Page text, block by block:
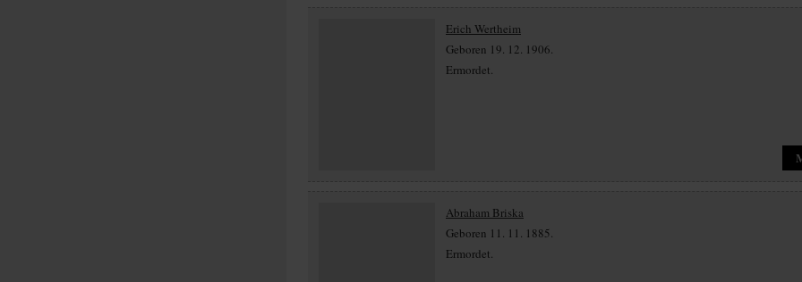
Erich Wertheim
Geboren 19. 12. 1906.
Ermordet.
Abraham Briska
Geboren 11. 11. 1885.
Ermordet.